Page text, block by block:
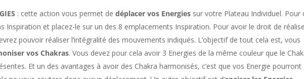
: cette action vous permet dedéplacer vos Energies sur votre Plateau Individuel. Pour
Inspiration et placez-le sur un des 8 emplacements Inspiration. Pour avoir le droit de
pouvoir réaliser l’intégralité des mouvements indiqués. L’objectif de tout cela est, vous
vos Chakras. Vous devez pour cela avoir 3 Energies de la même couleur que le
Et un des avantages à avoir des Chakra harmonisés, c’est que vos Energie pourront